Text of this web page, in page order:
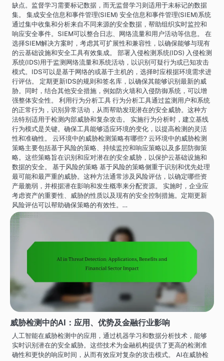
缺点。监督学习需要标记数据，而无监督学习则适用于未标记的数据
集。 集成安全信息和事件管理(SIEM) 安全信息和事件管理(SIEM)系统
通过集中收集和分析来自不同来源的安全数据，帮助组织实时监控和
响应安全事件。SIEM可以整合日志、网络流量和用户活动等信息。 在
选择SIEM解决方案时，考虑其可扩展性和兼容性，以确保能够与现有
的云基础设施和安全工具有效集成。 部署入侵检测系统(IDS) 入侵检测
系统(IDS)用于监测网络流量和系统活动，以识别可疑行为或已知攻击
模式。IDS可以是基于网络的或基于主机的，选择时应根据环境需求进
行评估。 定期更新IDS的规则和签名库，以确保其能够识别最新的威
胁。同时，结合其他安全措施，例如防火墙和入侵防御系统，可以增
强整体安全性。 利用行为分析工具 行为分析工具通过监测用户和系统
的正常行为，识别异常活动，从而帮助发现潜在的安全威胁。这种方
法特别适用于检测内部威胁和复杂攻击。 实施行为分析时，建立基线
行为模式是关键。确保工具能够适应环境的变化，以提高检测的灵活
性和准确性。 云环境中的威胁检测策略有哪些? 云环境中的威胁检测
策略主要包括基于风险的策略、持续监控和响应策略以及多层防御策
略。这些策略旨在识别和应对潜在的安全威胁，以保护云基础设施和
数据的安全。 基于风险的策略 基于风险的策略侧重于识别和优先处理
最可能和最严重的威胁。这种方法通常涉及风险评估，以确定哪些资
产最脆弱，并根据潜在影响和发生概率来分配资源。 实施时，企业应
考虑资产的重要性、威胁的性质以及现有的安全控制措施。定期更新
风险评估可以帮助确保策略的有效性。…
威胁检测中的AI：应用、优势及金融行业影响
人工智能在威胁检测中的应用，通过机器学习和数据分析技术，能够
实时识别潜在的安全威胁。这些技术为金融机构提供了更高的检测准
确性和更快的响应时间，从而有效应对复杂的攻击模式。 AI在威胁检